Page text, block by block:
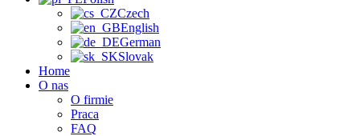
Czech
English
German
Slovak
Home
O nas
O firmie
Praca
FAQ